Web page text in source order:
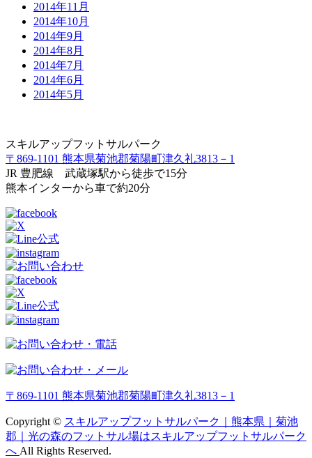
2014年11月
2014年10月
2014年9月
2014年8月
2014年7月
2014年6月
2014年5月
スキルアップフットサルパーク
〒869-1101 熊本県菊池郡菊陽町津久礼3813－1
JR 豊肥線 武蔵塚駅から徒歩で15分
熊本インターから車で約20分
〒869-1101 熊本県菊池郡菊陽町津久礼3813－1
Copyright © スキルアップフットサルパーク｜熊本県｜菊池
郡｜光の森のフットサル場はスキルアップフットサルパーク
へ All Rights Reserved.